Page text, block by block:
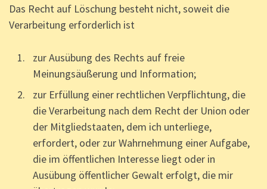
Das Recht auf Löschung besteht nicht, soweit die
Verarbeitung erforderlich ist
zur Ausübung des Rechts auf freie
Meinungsäußerung und Information;
zur Erfüllung einer rechtlichen Verpflichtung, die
die Verarbeitung nach dem Recht der Union oder
der Mitgliedstaaten, dem ich unterliege,
erfordert, oder zur Wahrnehmung einer Aufgabe,
die im öffentlichen Interesse liegt oder in
Ausübung öffentlicher Gewalt erfolgt, die mir